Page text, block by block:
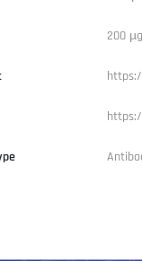
200 µg